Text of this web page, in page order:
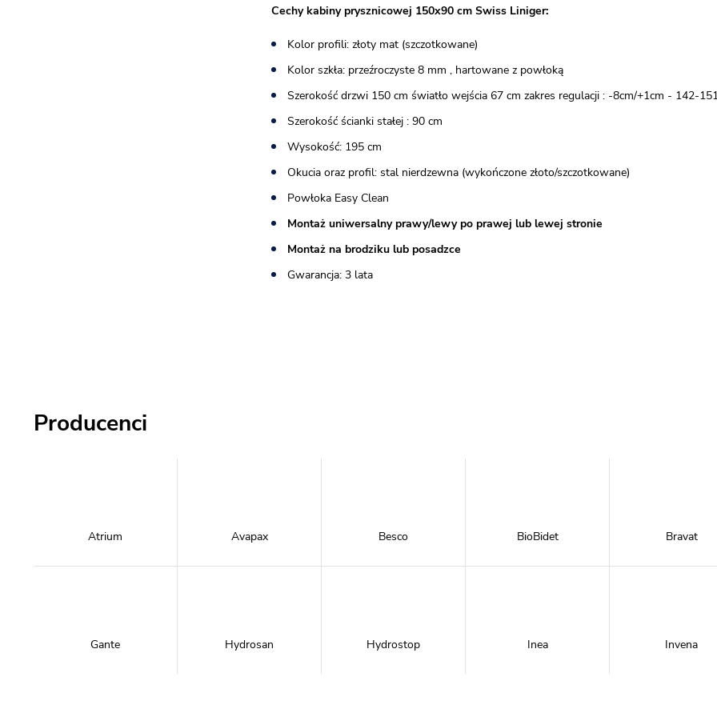
Cechy kabiny prysznicowej 150x90 cm Swiss Liniger:
Kolor profili: złoty mat (szczotkowane)
Kolor szkła: przeźroczyste 8 mm , hartowane z powłoką
Szerokość drzwi 150 cm światło wejścia 67 cm zakres regulacji : -8cm/+1cm - 142-
Szerokość ścianki stałej : 90 cm
Wysokość: 195 cm
Okucia oraz profil: stal nierdzewna (wykończone złoto/szczotkowane)
Powłoka Easy Clean
Montaż uniwersalny prawy/lewy po prawej lub lewej stronie
Montaż na brodziku lub posadzce
Gwarancja: 3 lata
Producenci
Atrium Avapax Besco BioBidet Bravat
Gante Hydrosan Hydrostop Inea Invena